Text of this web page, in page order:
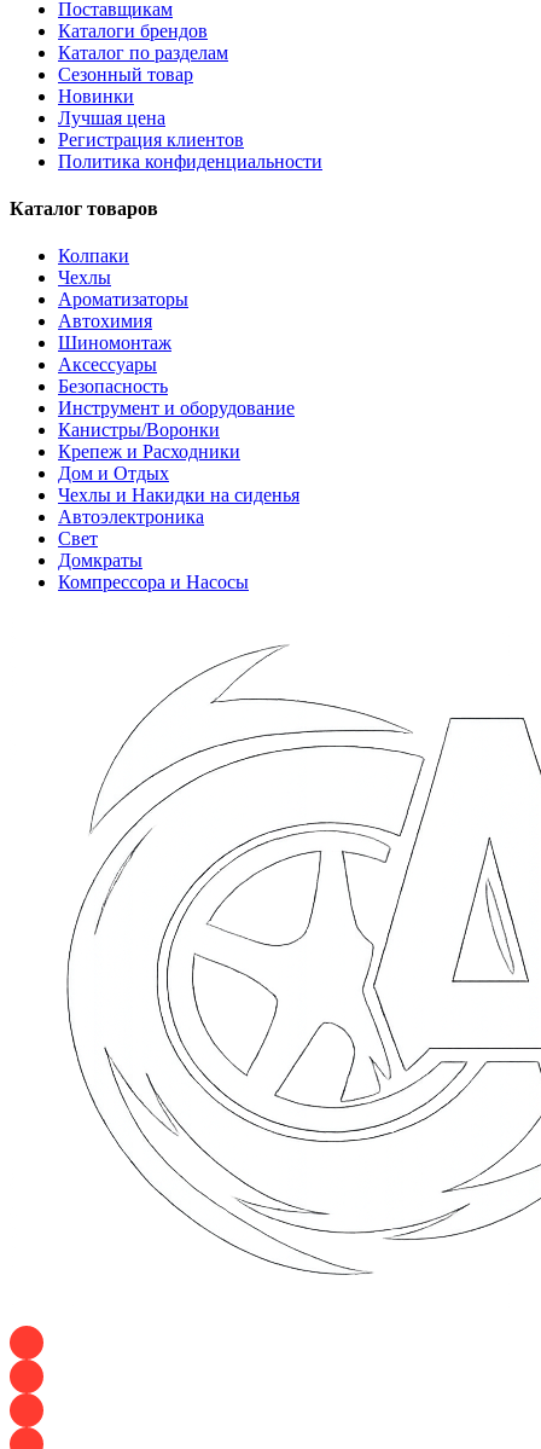
Поставщикам
Каталоги брендов
Каталог по разделам
Сезонный товар
Новинки
Лучшая цена
Регистрация клиентов
Политика конфиденциальности
Каталог товаров
Колпаки
Чехлы
Ароматизаторы
Автохимия
Шиномонтаж
Аксессуары
Безопасность
Инструмент и оборудование
Канистры/Воронки
Крепеж и Расходники
Дом и Отдых
Чехлы и Накидки на сиденья
Автоэлектроника
Свет
Домкраты
Компрессора и Насосы